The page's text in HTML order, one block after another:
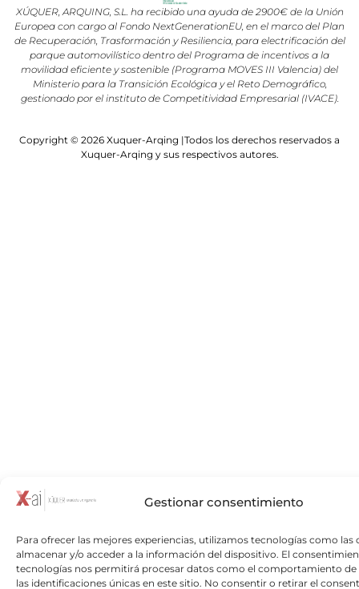
Gestionar consentimiento
Para ofrecer las mejores experiencias, utilizamos tecnologías como las
almacenar y/o acceder a la información del dispositivo. El
tecnologías nos permitirá procesar datos como el comportamiento de
las identificaciones únicas en este sitio. No consentir o retirar el
XÚQUER, ARQUING, S.L. ha recibido una ayuda de 2900€ de la Unión
Europea con cargo al Fondo NextGenerationEU, en el marco del Plan
de Recuperación, Trasformación y Resiliencia, para electrificación del
parque automovilístico dentro del Programa de incentivos a la
movilidad eficiente y sostenible (Programa MOVES III Valencia) del
Ministerio para la Transición Ecológica y el Reto Demográfico,
gestionado por el instituto de Competitividad Empresarial (IVACE).
Copyright © 2026 Xuquer-Arqing |Todos los derechos reservados a
Xuquer-Arqing y sus respectivos autores.